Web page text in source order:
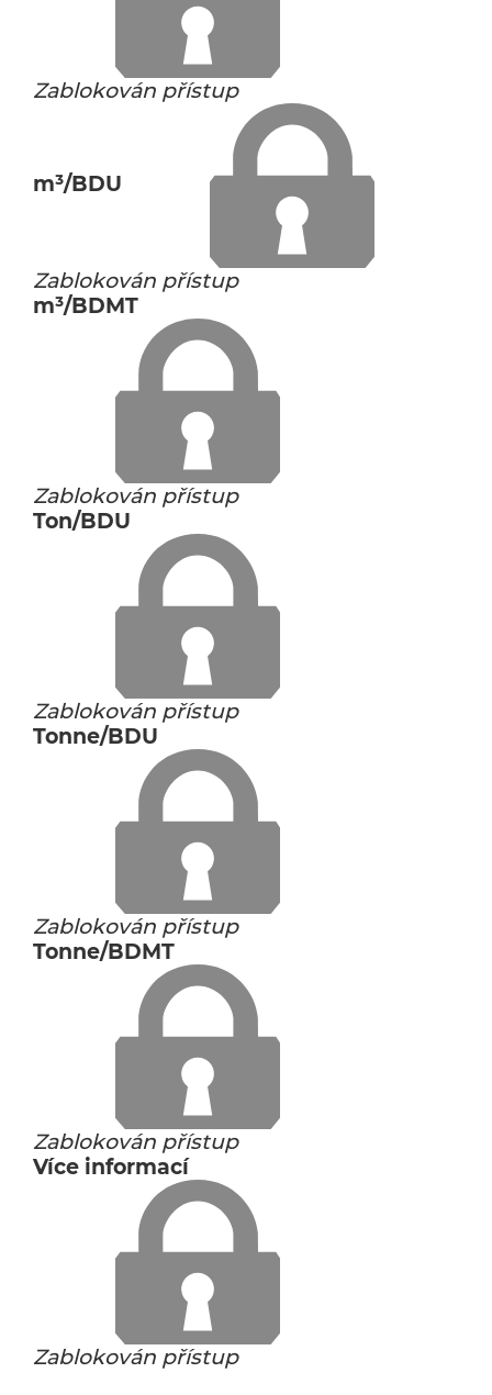
Zablokován přístup
m³/BDU
Zablokován přístup
m³/BDMT
Zablokován přístup
Ton/BDU
Zablokován přístup
Tonne/BDU
Zablokován přístup
Tonne/BDMT
Zablokován přístup
Více informací
Zablokován přístup